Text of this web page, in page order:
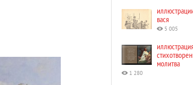
вася
5 005
молитва
1 280